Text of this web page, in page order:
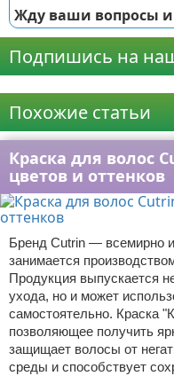
Жду ваши вопросы
Подпишись на
Похожие статьи
Краска для волос
цветов и оттенков
Бренд Cutrin — всемирно
занимается
Продукция выпускается
ухода, но и может
самостоятельно. Краска
позволяющее получить
защищает волосы от
среды и способствует